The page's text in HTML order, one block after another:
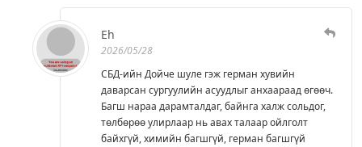
Eh
2026/05/28
СБД-ийн Дойче шуле гэж герман хувийн
даварсан сургуулийн асуудлыг анхаараад өгөөч.
Багш нараа дарамталдаг, байнга халж сольдог,
төлбөрөө улирлаар нь авах талаар ойлголт
байхгүй, химийн багшгүй, герман багшгүй